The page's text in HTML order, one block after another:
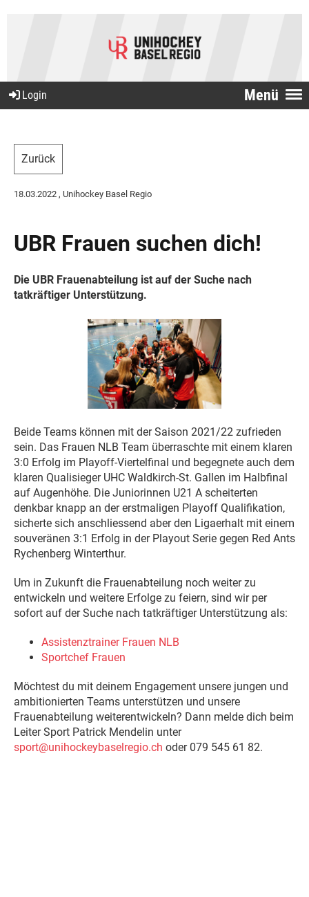
Menü
Login
Zurück
18.03.2022 , Unihockey Basel Regio
UBR Frauen suchen dich!
Die UBR Frauenabteilung ist auf der Suche nach
tatkräftiger Unterstützung.
Beide Teams können mit der Saison 2021/22 zufrieden
sein. Das Frauen NLB Team überraschte mit einem klaren
3:0 Erfolg im Playoff-Viertelfinal und begegnete auch dem
klaren Qualisieger UHC Waldkirch-St. Gallen im Halbfinal
auf Augenhöhe. Die Juniorinnen U21 A scheiterten
denkbar knapp an der erstmaligen Playoff Qualifikation,
sicherte sich anschliessend aber den Ligaerhalt mit einem
souveränen 3:1 Erfolg in der Playout Serie gegen Red Ants
Rychenberg Winterthur.
Um in Zukunft die Frauenabteilung noch weiter zu
entwickeln und weitere Erfolge zu feiern, sind wir per
sofort auf der Suche nach tatkräftiger Unterstützung als:
Assistenztrainer Frauen NLB
Sportchef Frauen
Möchtest du mit deinem Engagement unsere jungen und
ambitionierten Teams unterstützen und unsere
Frauenabteilung weiterentwickeln? Dann melde dich beim
Leiter Sport Patrick Mendelin unter
sport@unihockeybaselregio.ch oder 079 545 61 82.